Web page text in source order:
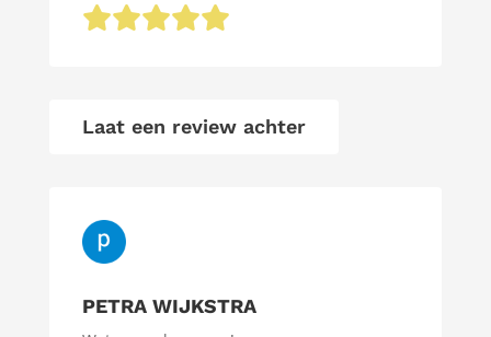
Laat een review achter
PETRA WIJKSTRA